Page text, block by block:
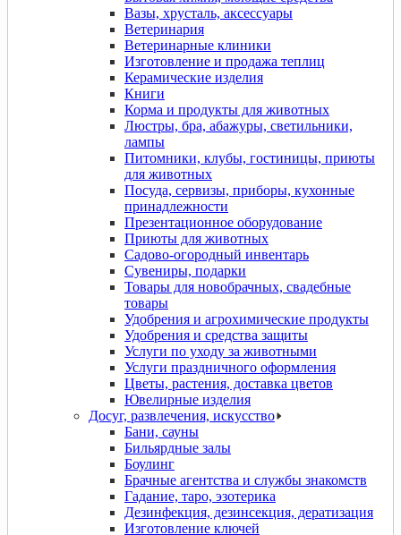
Вазы, хрусталь, аксессуары
Ветеринария
Ветеринарные клиники
Изготовление и продажа теплиц
Керамические изделия
Книги
Корма и продукты для животных
Люстры, бра, абажуры, светильники,
лампы
Питомники, клубы, гостиницы, приюты
для животных
Посуда, сервизы, приборы, кухонные
принадлежности
Презентационное оборудование
Приюты для животных
Садово-огородный инвентарь
Сувениры, подарки
Товары для новобрачных, свадебные
товары
Удобрения и агрохимические продукты
Удобрения и средства защиты
Услуги по уходу за животными
Услуги праздничного оформления
Цветы, растения, доставка цветов
Ювелирные изделия
Досуг, развлечения, искусство
Бани, сауны
Бильярдные залы
Боулинг
Брачные агентства и службы знакомств
Гадание, таро, эзотерика
Дeзинфекция, дeзинсекция, дератизация
Изготовление ключей